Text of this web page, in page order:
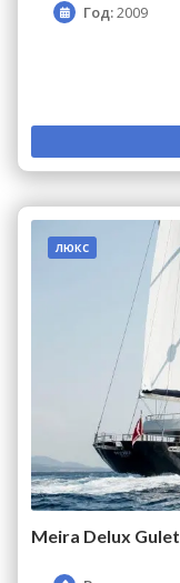
Год:2009
люкс
Meira Delux Gulet